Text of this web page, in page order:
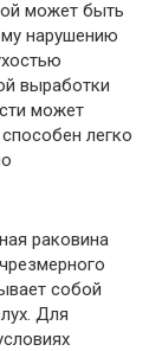
может быть
нарушению
выработки
может
легко
раковина
собой
Для